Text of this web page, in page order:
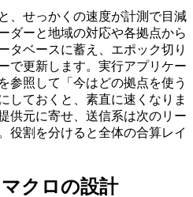
、せっかくの速度が計測で目減
ダーと地域の対応や各拠点から
タベースに蓄え、エポック切り
で更新します。実行アプリケー
参照して「今はどの拠点を使う
しておくと、素直に速くなりま
供元に寄せ、送信系は次のリー
役割を分けると全体の合算レイ
クロの設計